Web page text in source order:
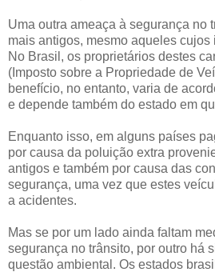
Uma outra ameaça à segurança no
mais antigos, mesmo aqueles cujos
No Brasil, os proprietários destes
(Imposto sobre a Propriedade de
benefício, no entanto, varia de
e depende também do estado em
Enquanto isso, em alguns países
por causa da poluição extra
antigos e também por causa das
segurança, uma vez que estes
a acidentes.
Mas se por um lado ainda faltam
segurança no trânsito, por outro há
questão ambiental. Os estados